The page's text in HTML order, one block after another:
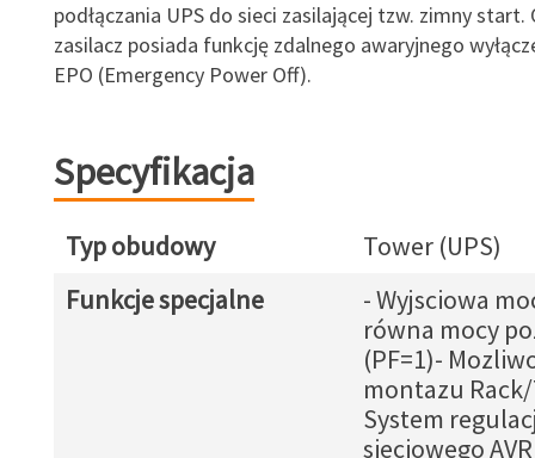
podłączania UPS do sieci zasilającej tzw. zimny start.
zasilacz posiada funkcję zdalnego awaryjnego
EPO (Emergency Power Off).
Specyfikacja
Typ obudowy
Tower (UPS)
Funkcje specjalne
- Wyjsciowa
równa mocy
(PF=1)-
montazu
System
sieciowego AVR